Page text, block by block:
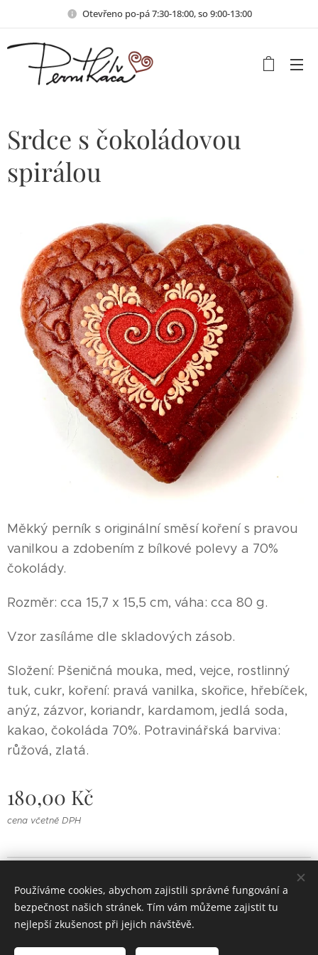
Otevřeno po-pá 7:30-18:00, so 9:00-13:00
Srdce s čokoládovou
spirálou
Měkký perník s originální směsí koření s pravou
vanilkou a zdobením z bílkové polevy a 70%
čokolády.
Rozměr: cca 15,7 x 15,5 cm, váha: cca 80 g.
Vzor zasíláme dle skladových zásob.
Složení: Pšeničná mouka, med, vejce, rostlinný
tuk, cukr, koření: pravá vanilka, skořice, hřebíček,
anýz, zázvor, koriandr, kardamom, jedlá soda,
kakao, čokoláda 70%. Potravinářská barviva:
růžová, zlatá.
180,00 Kč
cena včetně DPH
Cookies
Používáme cookies, abychom zajistili správné fungování a
bezpečnost našich stránek. Tím vám můžeme zajistit tu
nejlepší zkušenost při jejich návštěvě.